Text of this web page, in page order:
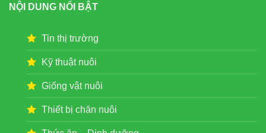
NỘI DUNG NỔI BẬT
Tin thị trường
Kỹ thuật nuôi
Giống vật nuôi
Thiết bị chăn nuôi